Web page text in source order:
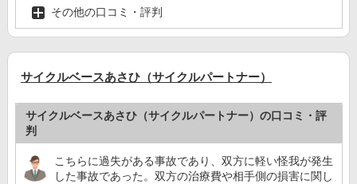
その他の口コミ・評判
サイクルベースあさひ（サイクルパートナー）
サイクルベースあさひ（サイクルパートナー）の口コミ・評
判
こちらに過失がある事故であり、双方に軽い怪我が発生
した事故であった。双方の治療費や相手側の損害に関し